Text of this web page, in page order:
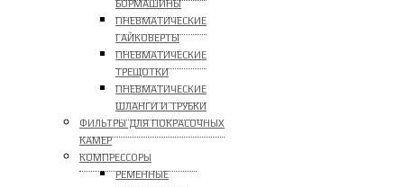
БОРМАШИНЫ
ПНЕВМАТИЧЕСКИЕ
ГАЙКОВЕРТЫ
ПНЕВМАТИЧЕСКИЕ
ТРЕЩОТКИ
ПНЕВМАТИЧЕСКИЕ
ШЛАНГИ И ТРУБКИ
ФИЛЬТРЫ ДЛЯ ПОКРАСОЧНЫХ
КАМЕР
КОМПРЕССОРЫ
РЕМЕННЫЕ